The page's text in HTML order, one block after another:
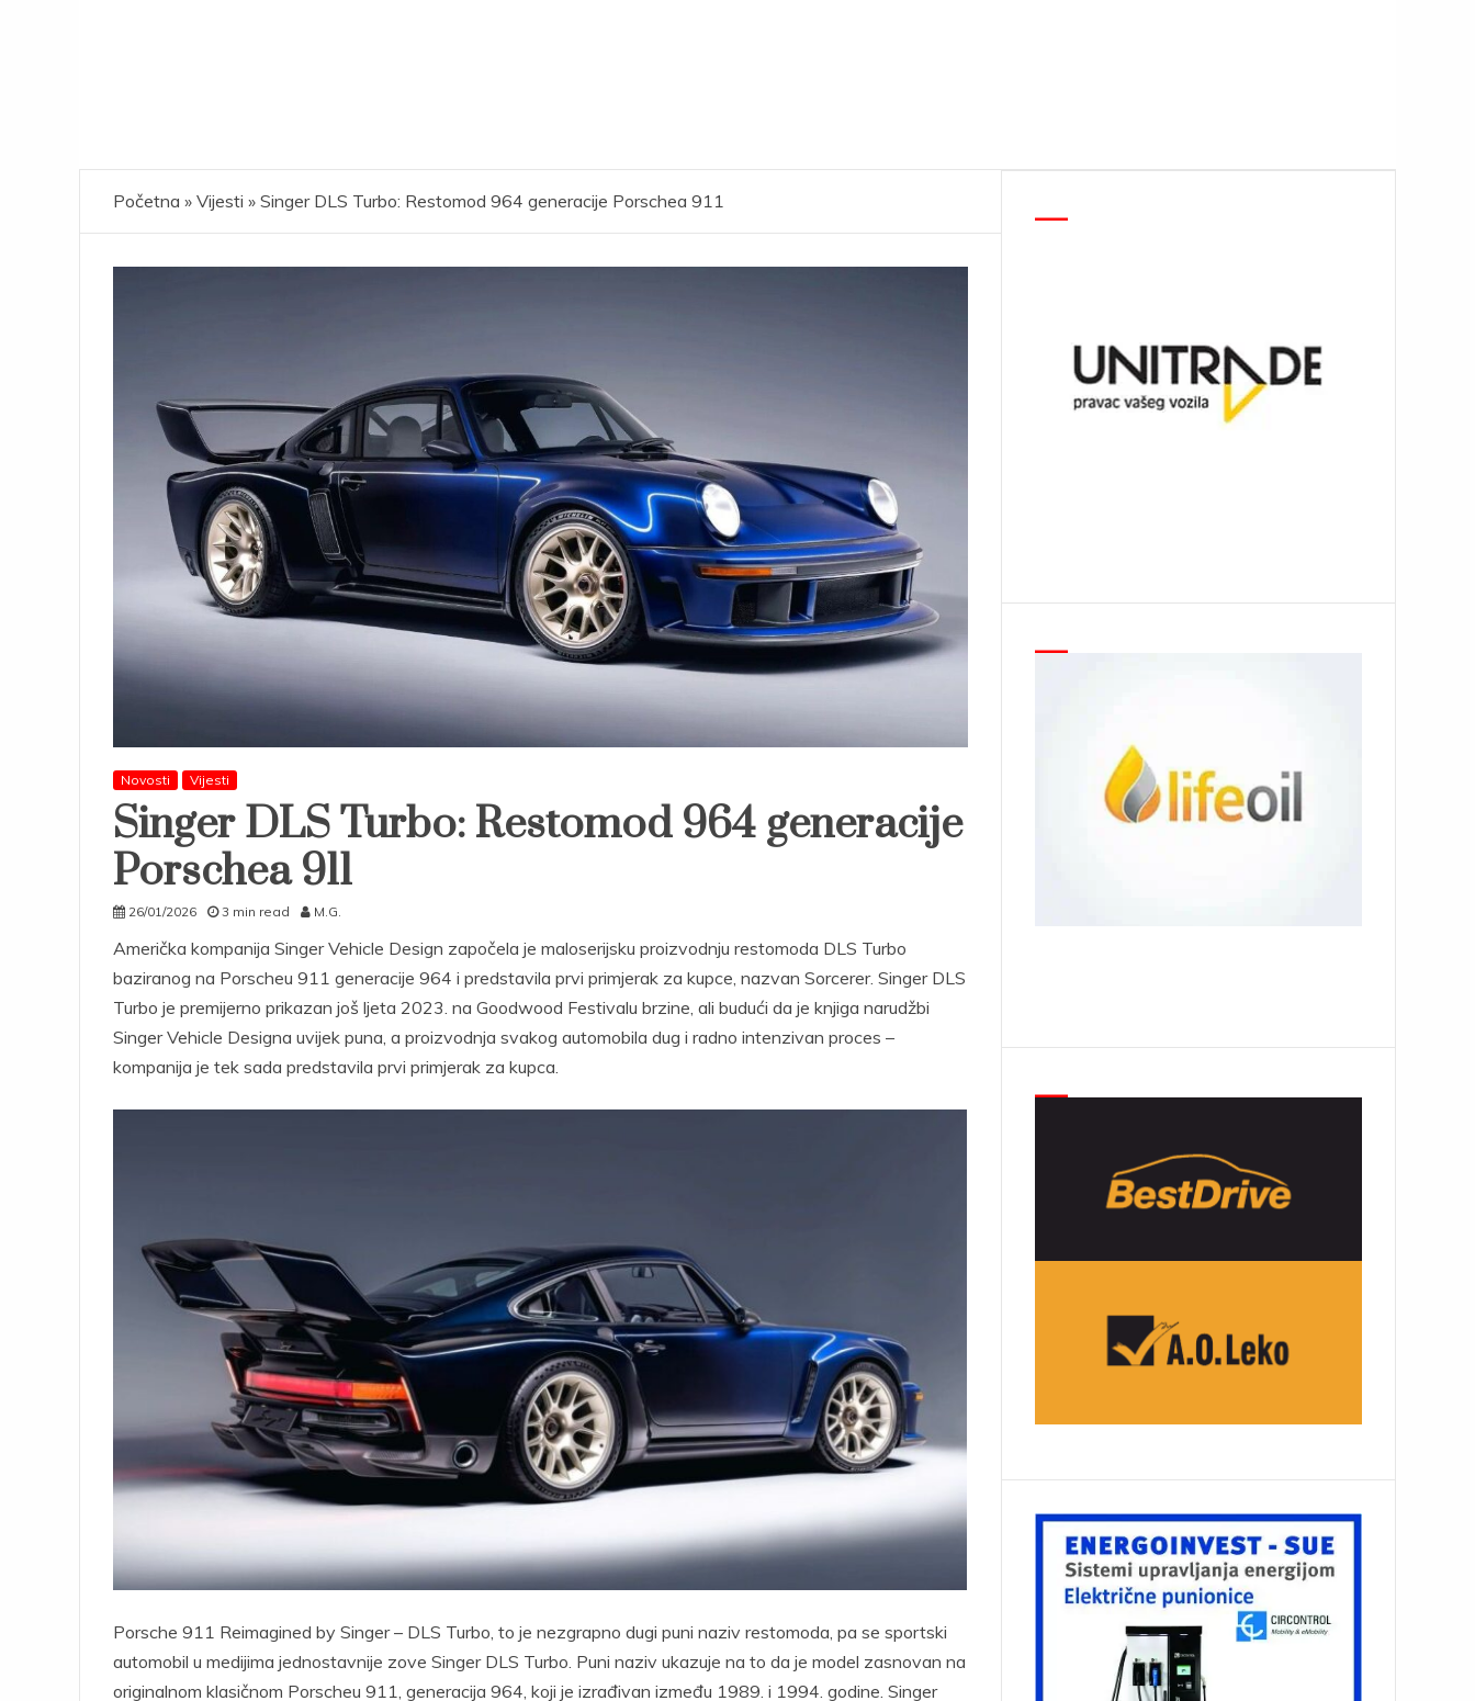
Početna » Vijesti » Singer DLS Turbo: Restomod 964 generacije Porschea 911
Novosti Vijesti
Singer DLS Turbo: Restomod 964 generacije
Porschea 911
26/01/2026 3 min read M.G.
Američka kompanija Singer Vehicle Design započela je maloserijsku proizvodnju restomoda DLS Turbo
baziranog na Porscheu 911 generacije 964 i predstavila prvi primjerak za kupce, nazvan Sorcerer. Singer DLS
Turbo je premijerno prikazan još ljeta 2023. na Goodwood Festivalu brzine, ali budući da je knjiga narudžbi
Singer Vehicle Designa uvijek puna, a proizvodnja svakog automobila dug i radno intenzivan proces –
kompanija je tek sada predstavila prvi primjerak za kupca.
Porsche 911 Reimagined by Singer – DLS Turbo, to je nezgrapno dugi puni naziv restomoda, pa se sportski
automobil u medijima jednostavnije zove Singer DLS Turbo. Puni naziv ukazuje na to da je model zasnovan na
originalnom klasičnom Porscheu 911, generacija 964, koji je izrađivan između 1989. i 1994. godine. Singer